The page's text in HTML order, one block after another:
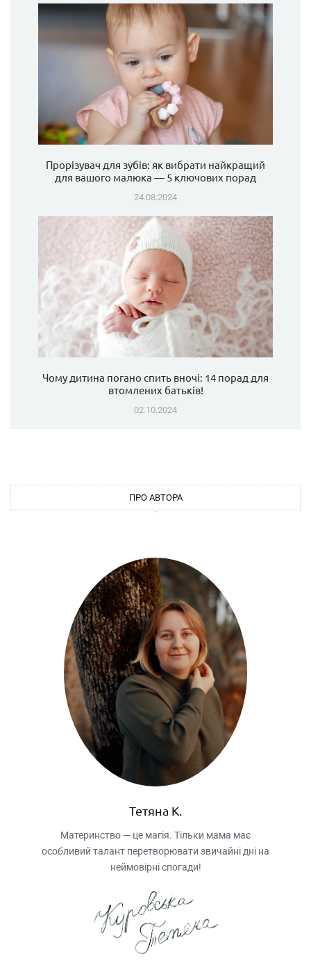
Прорізувач для зубів: як вибрати найкращий
для вашого малюка — 5 ключових порад
24.08.2024
Чому дитина погано спить вночі: 14 порад для
втомлених батьків!
02.10.2024
ПРО АВТОРА
Тетяна К.
Материнство — це магія. Тільки мама має
особливий талант перетворювати звичайні дні на
неймовірні спогади!